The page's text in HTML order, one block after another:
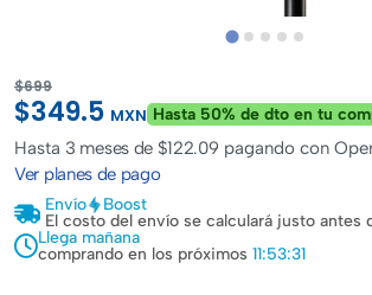
$699
$349.5 MXN Hasta 50% de dto en tu
Hasta 3 meses de $122.09 pagando con
Ver planes de pago
Envío
Boost
El costo del envío se calculará justo antes
Llega mañana
comprando en los próximos 11:53:31